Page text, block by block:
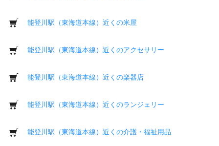
能登川駅（東海道本線）近くの米屋
能登川駅（東海道本線）近くのアクセサリー
能登川駅（東海道本線）近くの楽器店
能登川駅（東海道本線）近くのランジェリー
能登川駅（東海道本線）近くの介護・福祉用品